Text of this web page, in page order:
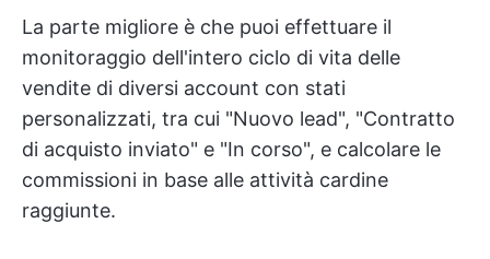
La parte migliore è che puoi effettuare il
monitoraggio dell'intero ciclo di vita delle
vendite di diversi account con stati
personalizzati, tra cui "Nuovo lead", "Contratto
di acquisto inviato" e "In corso", e calcolare le
commissioni in base alle attività cardine
raggiunte.